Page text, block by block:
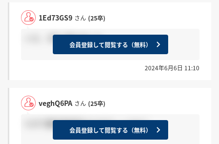
1Ed73GS9 さん (25卒)
いえ、3月に受けました。
会員登録して閲覧する（無料）
2024年6月6日 11:10
veghQ6PA さん (25卒)
5.25で最終面接受けた方でしょうか？
会員登録して閲覧する（無料）